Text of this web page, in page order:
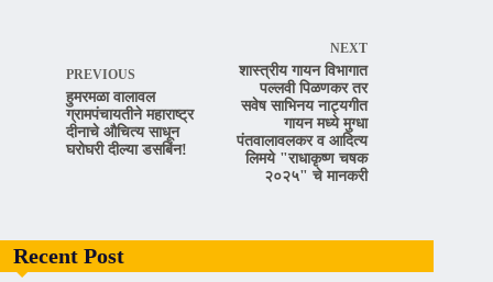
PREVIOUS
हुमरमळा वालावल
ग्रामपंचायतीने महाराष्ट्र
दीनाचे औचित्य साधून
घरोघरी दील्या डसबिंन!
NEXT
शास्त्रीय गायन विभागात
पल्लवी पिळणकर तर
सवेष साभिनय नाट्यगीत
गायन मध्ये मुग्धा
पंतवालावलकर व आदित्य
लिमये "राधाकृष्ण चषक
२०२५" चे मानकरी
Recent Post